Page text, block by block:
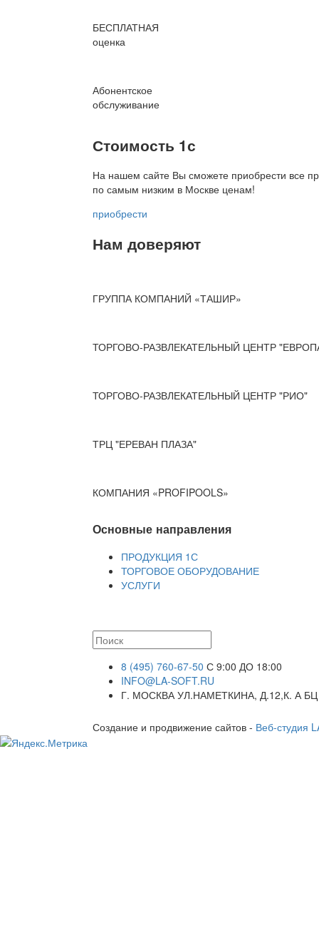
БЕСПЛАТНАЯ
оценка
Абонентское
обслуживание
Стоимость 1с
На нашем сайте Вы сможете приобрести все
по самым низким в Москве ценам!
приобрести
Нам доверяют
ГРУППА КОМПАНИЙ «ТАШИР»
ТОРГОВО-РАЗВЛЕКАТЕЛЬНЫЙ ЦЕНТР
ТОРГОВО-РАЗВЛЕКАТЕЛЬНЫЙ ЦЕНТР "РИО"
ТРЦ "ЕРЕВАН ПЛАЗА"
КОМПАНИЯ «PROFIPOOLS»
Основные направления
ПРОДУКЦИЯ 1С
ТОРГОВОЕ ОБОРУДОВАНИЕ
УСЛУГИ
8 (495) 760-67-50 С 9:00 ДО 18:00
INFO@LA-SOFT.RU
Г. МОСКВА УЛ.НАМЕТКИНА, Д.12,К. А
Создание и продвижение сайтов - Веб-студия